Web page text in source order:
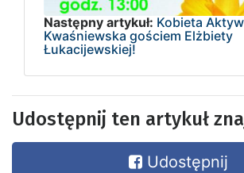
Następny artykuł: Kobieta
Kwaśniewska gościem Elżbiety
Łukacijewskiej!
Udostępnij ten artykuł
Udostępnij